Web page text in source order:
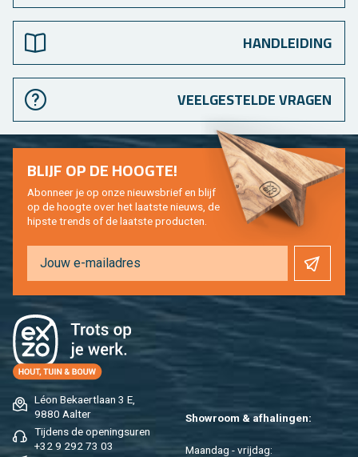
HANDLEIDING
VEELGESTELDE VRAGEN
Léon Be­kaert­laan 3 E,
9880 Aal­ter
Tij­dens de ope­nings­uren
+32 9 292 73 03
Show­room & af­ha­lin­gen:
Maan­dag - vrij­dag:
BLIJF OP DE HOOG­TE!
Abon­neer je op onze nieuws­brief en blijf
op de hoog­te over het laat­ste nieuws, de
hip­s­te trends of de laat­ste pro­duc­ten.